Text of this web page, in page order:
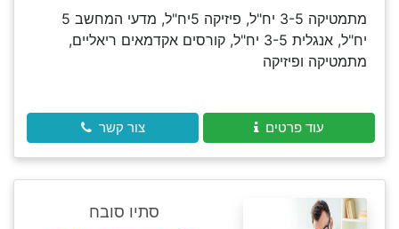
מתמטיקה 3-5 יח"ל, פיזיקה 5יח"ל, מדעי המחשב 5
יח"ל, אנגלית 3-5 יח"ל, קורסים אקדמאים ריאליים,
מתמטיקה ופיזיקה
עוד פרטים צור קשר
סתיו סובח